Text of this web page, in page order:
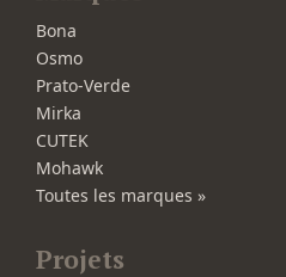
Bona
Osmo
Prato-Verde
Mirka
CUTEK
Mohawk
Toutes les marques »
Projets